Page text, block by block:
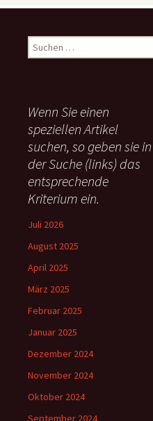
u
n
n
a
c
:
Wenn Sie einen
speziellen Artikel
suchen, so geben sie in
der Suche (links) das
entsprechende
Kriterium ein.
Juli 2026
August 2025
April 2025
März 2025
Februar 2025
Januar 2025
Dezember 2024
November 2024
Oktober 2024
September 2024